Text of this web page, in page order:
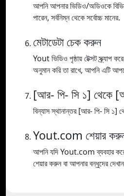
আপনি আপনার ভিডিও/অডিওকে
পারেন, সর্বনিম্ন থেকে সর্বোচ্চ মানের.
মেটাডেটা চেক করুন
Yout ভিডিও পৃষ্ঠায় টেক্সট স্ক্র্যাপ
অনুমান করি তা রাখে, আপনি এটি
[আর- পি- সি ১] থেকে
বিন্যাস স্থানান্তর [আর- পি- সি ১]
Yout.com শেয়ার
আপনি যদি Yout.com ব্যবহার
শেয়ার করুন বা আপনার বন্ধুদের